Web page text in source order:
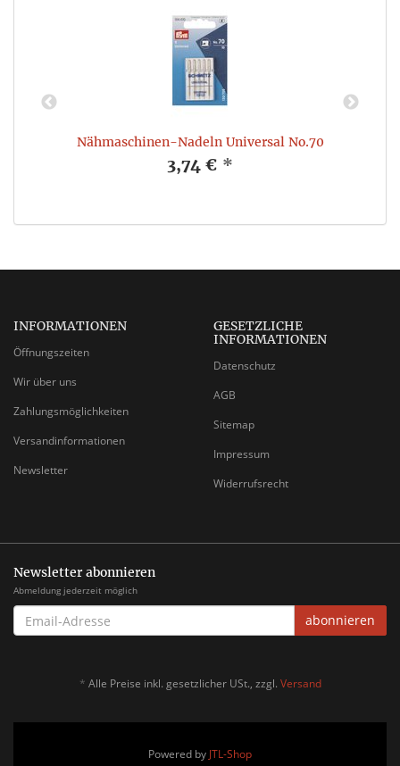
Nähmaschinen-Nadeln Universal No.70
3,74 € *
INFORMATIONEN
Öffnungszeiten
Wir über uns
Zahlungsmöglichkeiten
Versandinformationen
Newsletter
GESETZLICHE
INFORMATIONEN
Datenschutz
AGB
Sitemap
Impressum
Widerrufsrecht
Newsletter abonnieren
Abmeldung jederzeit möglich
EMAIL-
ADRESSE
abonnieren
* Alle Preise inkl. gesetzlicher USt., zzgl. Versand
Powered by JTL-Shop